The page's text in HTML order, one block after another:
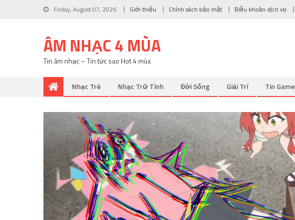
Friday, August 07, 2026 Giới thiệu Chính sách bảo mật Điều khoản dịch vụ
ÂM NHẠC 4 MÙA
Tin âm nhạc – Tin tức sao Hot 4 mùa
Nhạc Trẻ Nhạc Trữ Tình Đời Sống Giải Trí Tin Game